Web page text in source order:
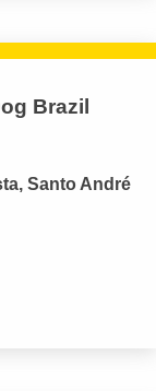
Brazil
Santo André